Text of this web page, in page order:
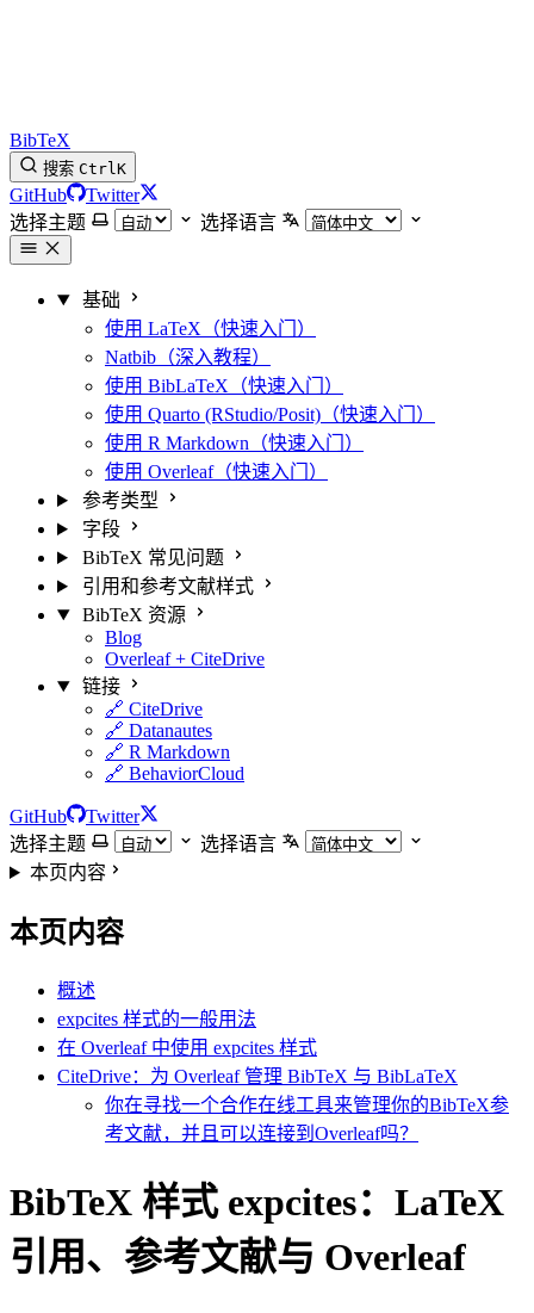
BibTeX
搜索 CtrlK
GitHub
Twitter
选择主题
选择语言
基础
使用 LaTeX（快速入门）
Natbib（深入教程）
使用 BibLaTeX（快速入门）
使用 Quarto (RStudio/Posit)（快速入门）
使用 R Markdown（快速入门）
使用 Overleaf（快速入门）
参考类型
字段
BibTeX 常见问题
引用和参考文献样式
BibTeX 资源
Blog
Overleaf + CiteDrive
链接
🔗 CiteDrive
🔗 Datanautes
🔗 R Markdown
🔗 BehaviorCloud
GitHub
Twitter
选择主题
选择语言
本页内容
本页内容
概述
expcites 样式的一般用法
在 Overleaf 中使用 expcites 样式
CiteDrive：为 Overleaf 管理 BibTeX 与 BibLaTeX
你在寻找一个合作在线工具来管理你的BibTeX参
考文献，并且可以连接到Overleaf吗？
BibTeX 样式 expcites：LaTeX
引用、参考文献与 Overleaf